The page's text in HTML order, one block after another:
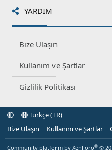
YARDIM
Bize Ulaşın
Kullanım ve Şartlar
Gizlilik Politikası
Türkçe (TR)
Bize Ulaşın
Kullanım ve Şartlar
Community platform by XenForo® ©